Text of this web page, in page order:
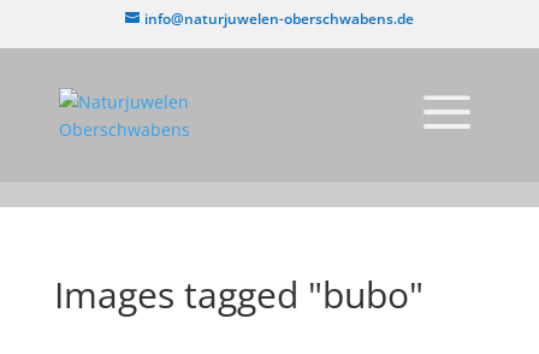
info@naturjuwelen-oberschwabens.de
Images tagged "bubo"